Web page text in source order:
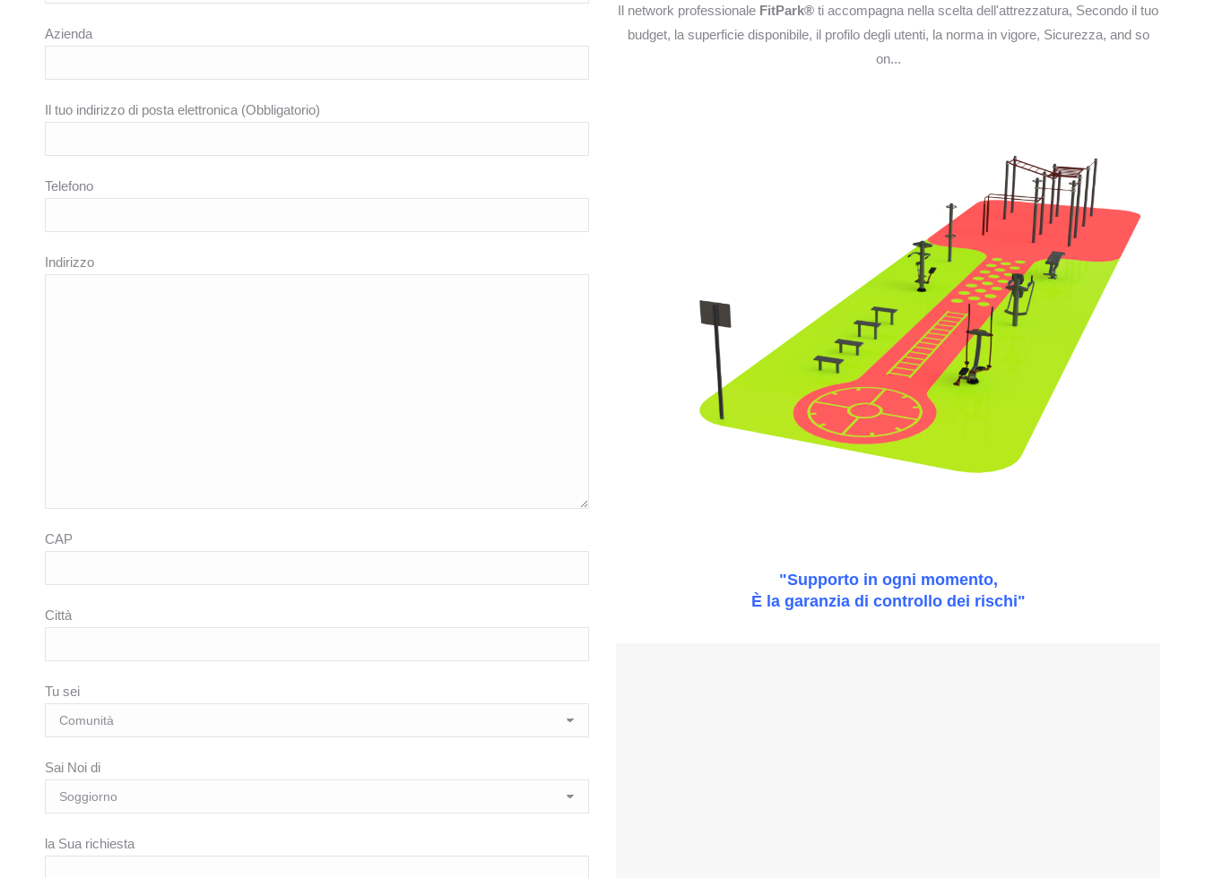
Azienda
Il tuo indirizzo di posta elettronica (Obbligatorio)
Telefono
Indirizzo
CAP
Città
Tu sei
Sai Noi di
la Sua richiesta
Il network professionale FitPark® ti accompagna nella scelta dell'attrezzatura, Secondo il tuo
budget, la superficie disponibile, il profilo degli utenti, la norma in vigore, Sicurezza, and so
on...
"Supporto in ogni momento,
È la garanzia di controllo dei rischi"